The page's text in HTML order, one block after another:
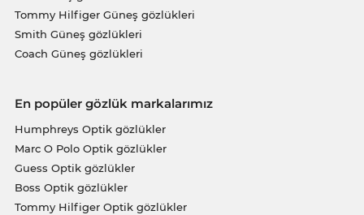
Tommy Hilfiger Güneş gözlükleri
Smith Güneş gözlükleri
Coach Güneş gözlükleri
En popüler gözlük markalarımız
Humphreys Optik gözlükler
Marc O Polo Optik gözlükler
Guess Optik gözlükler
Boss Optik gözlükler
Tommy Hilfiger Optik gözlükler